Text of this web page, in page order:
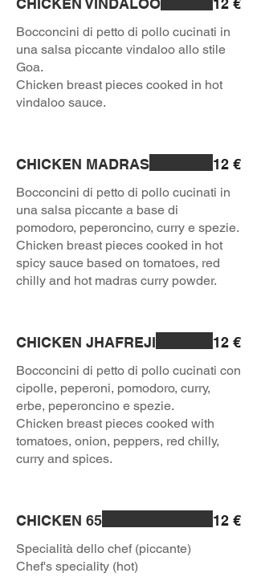
CHICKEN VINDALOO
Bocconcini di petto di pollo cucinati in
una salsa piccante vindaloo allo stile
Goa.
Chicken breast pieces cooked in hot
vindaloo sauce.
12 €
CHICKEN MADRAS
Bocconcini di petto di pollo cucinati in
una salsa piccante a base di
pomodoro, peperoncino, curry e spezie.
Chicken breast pieces cooked in hot
spicy sauce based on tomatoes, red
chilly and hot madras curry powder.
12 €
CHICKEN JHAFREJI
Bocconcini di petto di pollo cucinati con
cipolle, peperoni, pomodoro, curry,
erbe, peperoncino e spezie.
Chicken breast pieces cooked with
tomatoes, onion, peppers, red chilly,
curry and spices.
12 €
CHICKEN 65
Specialità dello chef (piccante)
Chef's speciality (hot)
12 €